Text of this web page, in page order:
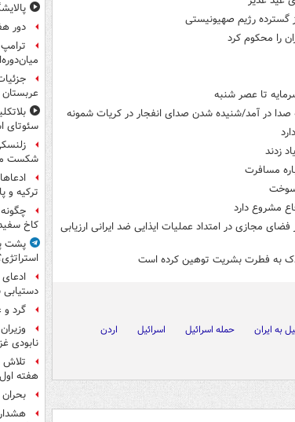
رژیم صهیونیستی
را محکوم کرد
تا عصر شنبه
در آمد/شنیده شدن صدای انفجار در کریات شمونه
زدند
مسافرت
سوخت
مجازی در امتداد عملیات ایذایی ضد ایرانی ارزیابی
به فطرت بشریت توهین کرده است
به ایران حمله اسرائیل اسرائیل
اردن
دور
سئوتای
شکست
ترکیه و
کاخ
پشت
دستیابی
گرد و
نابودی
تلاش
هفته